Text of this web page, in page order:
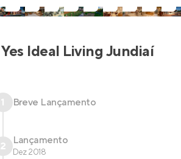
Yes Ideal Living Jundiaí
1 Breve Lançamento
2 Lançamento
Dez 2018